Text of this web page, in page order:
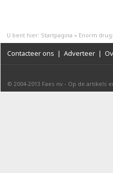
U bent hier: Startpagina » Enorm
Contacteer ons | Adverteer |
© 2004-2013 Faes nv - Op de artikels